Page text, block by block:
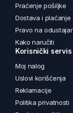
Praćenje pošiljke
Dostava i plaćanje
Pravo na
Kako naručiti
Korisnički servis
Moj nalog
Uslovi korišćenja
Reklamacije
Politika privatnosti